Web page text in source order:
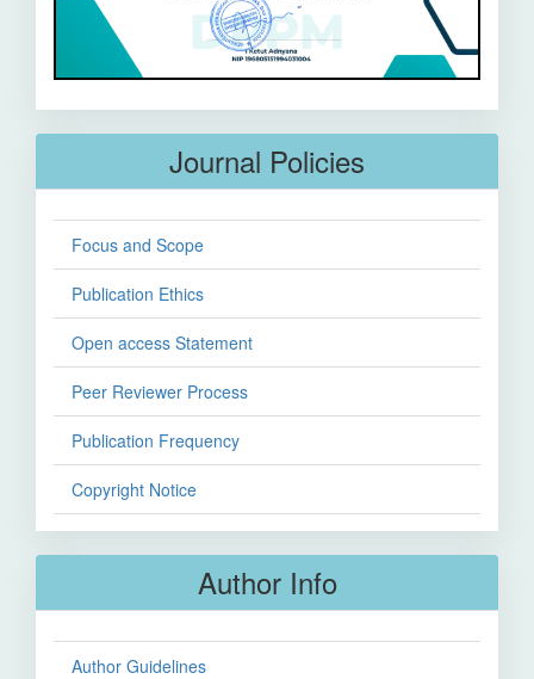
Journal Policies
Focus and Scope
Publication Ethics
Open access Statement
Peer Reviewer Process
Publication Frequency
Copyright Notice
Author Info
Author Guidelines